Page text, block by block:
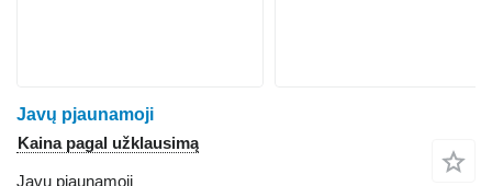
Javų pjaunamoji
Kaina pagal užklausimą
Javų pjaunamoji